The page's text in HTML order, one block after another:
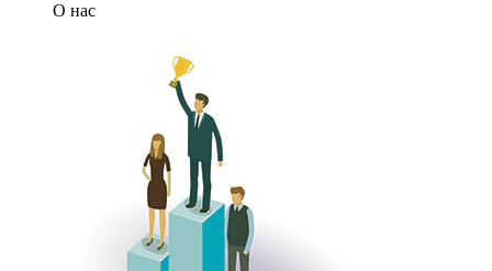
О нас